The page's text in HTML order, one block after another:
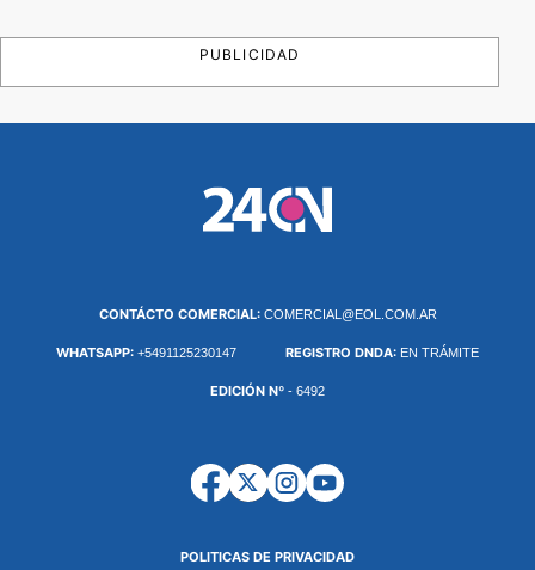
PUBLICIDAD
CONTÁCTO COMERCIAL: COMERCIAL@EOL.COM.AR
WHATSAPP: +5491125230147 REGISTRO DNDA: EN TRÁMITE
EDICIÓN Nº - 6492
POLITICAS DE PRIVACIDAD